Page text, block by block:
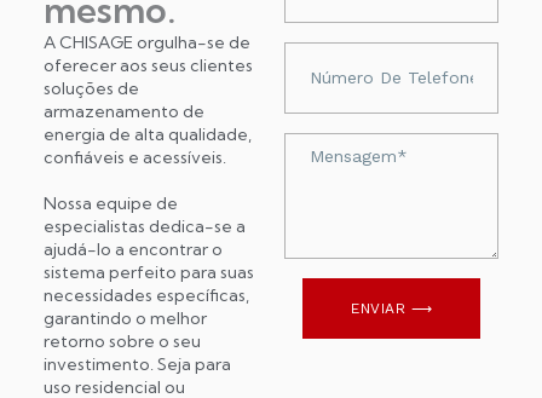
mesmo.
A CHISAGE orgulha-se de
oferecer aos seus clientes
soluções de
armazenamento de
energia de alta qualidade,
confiáveis ​​e acessíveis.
Nossa equipe de
especialistas dedica-se a
ajudá-lo a encontrar o
sistema perfeito para suas
necessidades específicas,
garantindo o melhor
retorno sobre o seu
investimento. Seja para
uso residencial ou
telefonu
ENVIAR ⟶